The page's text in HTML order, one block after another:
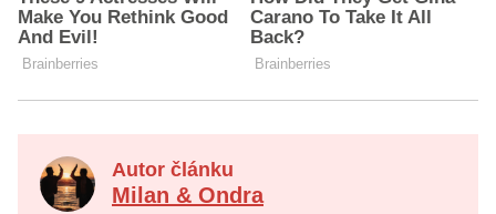
Autor článku
Milan & Ondra